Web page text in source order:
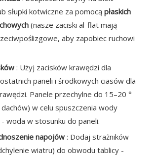
słupki kotwiczne za pomocą płaskich
(nasze zaciski al-flat mają
aby zapobiec ruchowi
: Użyj zacisków krawędzi dla
paneli i środkowych ciasów dla
Panele przechylne do 15–20 °
dachów) w celu spuszczenia wody
woda w stosunku do paneli.
napojów : Dodaj strażników
wiatru) do obwodu tablicy -